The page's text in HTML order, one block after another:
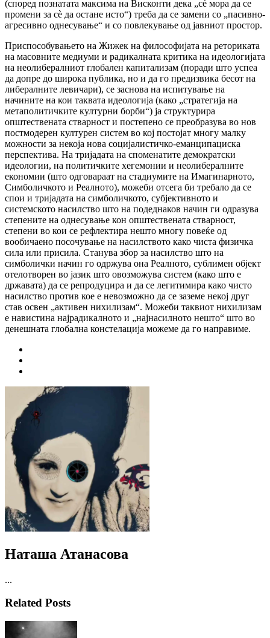
(според познатата максима на Висконти дека „сè мора да се
промени за сè да остане исто“) треба да се замени со „пасивно-
агресивно однесување“ и со повлекување од јавниот простор.
Приспособувањето на Жижек на философијата на реториката
на масовните медиуми и радикалната критика на идеологијата
на неолибералниот глобален капитализам (поради што успеа
да допре до широка публика, но и да го предизвика бесот на
либералните левичари), се заснова на испитување на
начините на кои таквата идеологија (како „стратегија на
метаполитичките културни борби“) ја структурира
општествената стварност и постепено се преобразува во нов
постмодерен културен систем во кој постојат многу малку
можности за некоја нова социјалистичко-еманципациска
перспектива. На тријадата на споменатите демократски
идеологии, на политичките хегемонии и неолибералните
економии (што одговараат на стадиумите на Имагинарното,
Симболичкото и Реалното), можеби отсега би требало да се
спои и тријадата на симболичкото, субјективното и
системското насилство што на подеднаков начин ги одразува
степените на однесување кон општествената стварност,
степени во кои се рефлектира нешто многу повеќе од
вообичаено посочување на насилството како чиста физичка
сила или присила. Станува збор за насилство што на
симболички начин го одржува она Реалното, сублимен објект
отелотворен во јазик што овозможува систем (како што е
државата) да се репродуцира и да се легитимира како чисто
насилство против кое е невозможно да се заземе некој друг
став освен „активен нихилизам“. Можеби таквиот нихилизам
е навистина најрадикалното и „најнасилното нешто“ што во
денешната глобална констелација можеме да го направиме.
Наташа Атанасова
...
Related Posts